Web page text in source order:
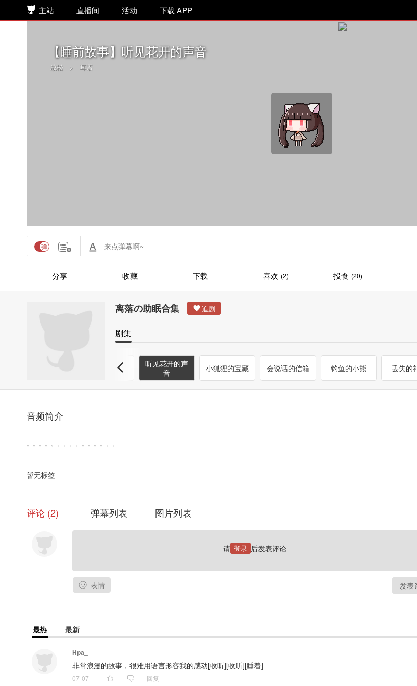
主站 直播间 活动 下载 APP
【睡前故事】听见花开的声音
放松 > 耳语
分享 收藏 下载 喜欢 (2) 投食 (20)
离落の助眠合集
剧集
小熊的幸福
听见花开的声
音
小狐狸的宝藏 会说话的信箱 钓鱼的小熊 丢失的
音频简介
暂无标签
评论 2 弹幕列表 图片列表
请 登录 后发表评论
表情 发表
最热 最新
Hpa_
非常浪漫的故事，很难用语言形容我的感动[收听][收听][睡着]
07-07 回复